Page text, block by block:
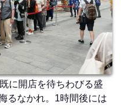
に開店を待ちわびる盛
るなかれ。1時間後には